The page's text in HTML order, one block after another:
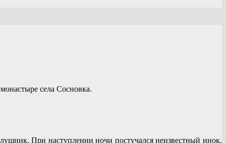
села Сосновка.
При наступлении ночи постучался неизвестный инок.